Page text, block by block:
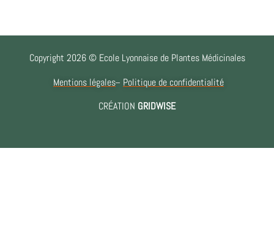
Copyright 2026 © Ecole Lyonnaise de Plantes Médicinales
Mentions légales
Politique de confidentialité
CRÉATION GRIDWISE